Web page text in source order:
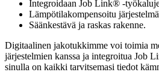
Integroidaan Job Link® -
Lämpötilakompensoitu
Säänkestävä ja raskas rakenne.
Digitaalinen jakotukkimme voi toimia
järjestelmien kanssa ja integroitua Job
sinulla on kaikki tarvitsemasi tiedot